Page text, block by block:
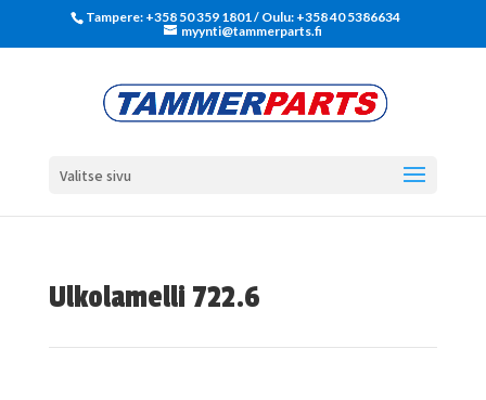
Tampere: +358 50 359 1801‬ / Oulu: +358 40 5386634
myynti@tammerparts.fi
Valitse sivu
Ulkolamelli 722.6